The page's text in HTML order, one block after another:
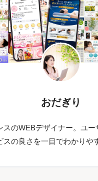
おだぎり
スのWEBデザイナー。ユ
スの良さを一目でわかりや